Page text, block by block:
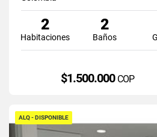
2
Habitaciones
2
Baños
$1.500.000 COP
ALQ - DISPONIBLE